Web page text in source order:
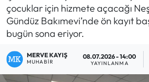
çocuklar için hizmete açacağı
Gündüz Bakımevi’nde ön kayıt
bugün sona eriyor.
MERVE KAYIŞ
MUHABIR
08.07.2026 - 14:00
YAYINLANMA
Çorum Haberleri
Tüm Manşetler